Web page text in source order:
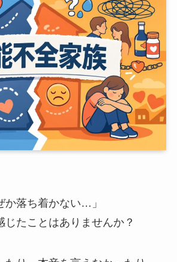
か落ち着かない…」
じたことはありませんか？